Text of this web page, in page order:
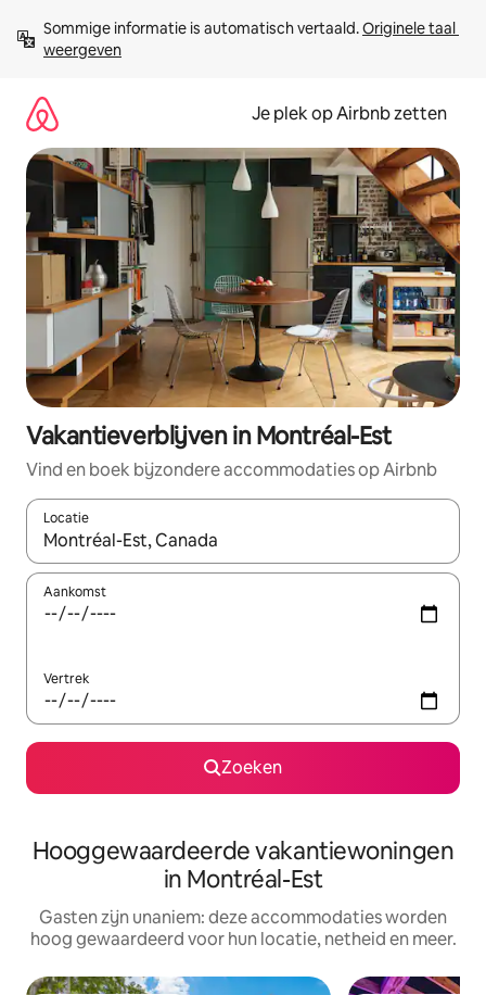
direct
naar
Sommige informatie is automatisch vertaald. Originele taal
weergeven
Je plek op Airbnb zetten
Vakantieverblijven in Montréal-Est
Vind en boek bijzondere accommodaties op Airbnb
Locatie
Wanneer er resultaten beschikbaar zijn, maak je een keuze
Aankomst
Vertrek
Zoeken
Hooggewaardeerde vakantiewoningen
in Montréal-Est
Gasten zijn unaniem: deze accommodaties worden
hoog gewaardeerd voor hun locatie, netheid en meer.